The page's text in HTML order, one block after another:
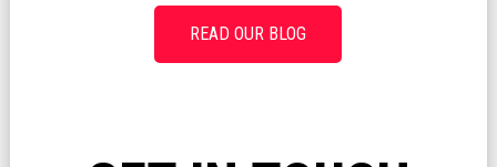
READ OUR BLOG